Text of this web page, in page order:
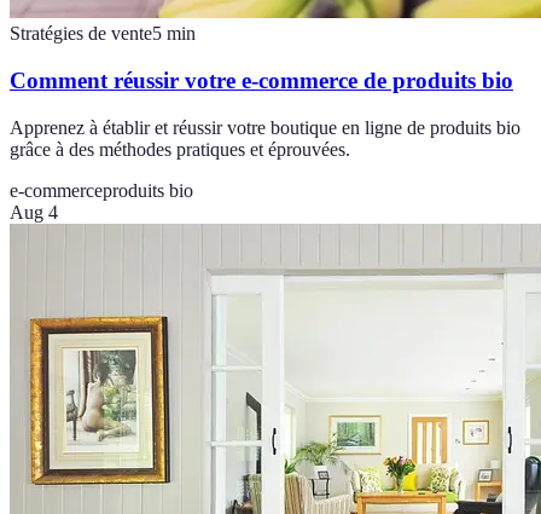
Stratégies de vente5 min
Comment réussir votre e-commerce de produits bio
Apprenez à établir et réussir votre boutique en ligne de produits bio
grâce à des méthodes pratiques et éprouvées.
e-commerceproduits bio
Aug 4